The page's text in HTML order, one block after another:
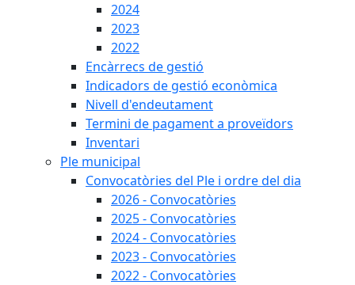
2024
2023
2022
Encàrrecs de gestió
Indicadors de gestió econòmica
Nivell d'endeutament
Termini de pagament a proveïdors
Inventari
Ple municipal
Convocatòries del Ple i ordre del dia
2026 - Convocatòries
2025 - Convocatòries
2024 - Convocatòries
2023 - Convocatòries
2022 - Convocatòries